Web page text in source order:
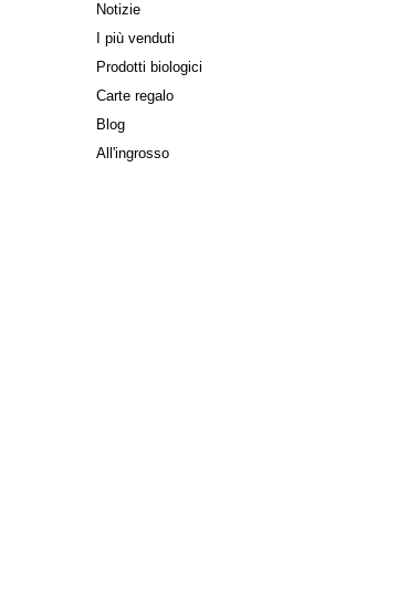
Notizie
I più venduti
Prodotti biologici
Carte regalo
Blog
All'ingrosso